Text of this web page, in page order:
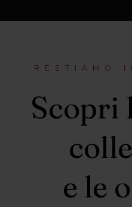
RESTIAMO
Scopri
e le